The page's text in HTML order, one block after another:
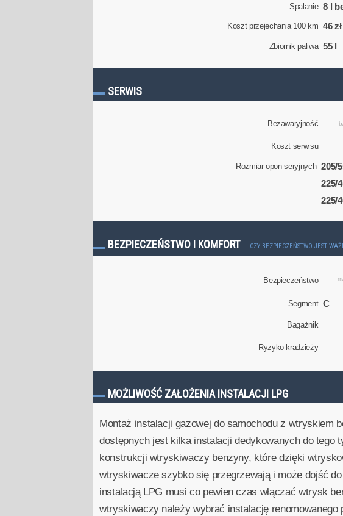
Spalanie 8 l
Koszt przejechania 100 km 46 zł
Zbiornik paliwa 55 l
SERWIS
Bezawaryjność
Koszt serwisu
Rozmiar opon seryjnych 205/
225/
225/
BEZPIECZEŃSTWO I KOMFORT CZY BEZPIECZEŃSTWO JEST
Bezpieczeństwo
Segment C
Bagażnik
Ryzyko kradzieży
MOŻLIWOŚĆ ZAŁOŻENIA INSTALACJI LPG
Montaż instalacji gazowej do samochodu z wtryskiem
dostępnych jest kilka instalacji dedykowanych do tego
konstrukcji wtryskiwaczy benzyny, które dzięki
wtryskiwacze szybko się przegrzewają i może dojść
instalacją LPG musi co pewien czas włączać wtrysk
wtryskiwaczy należy wybrać instalację